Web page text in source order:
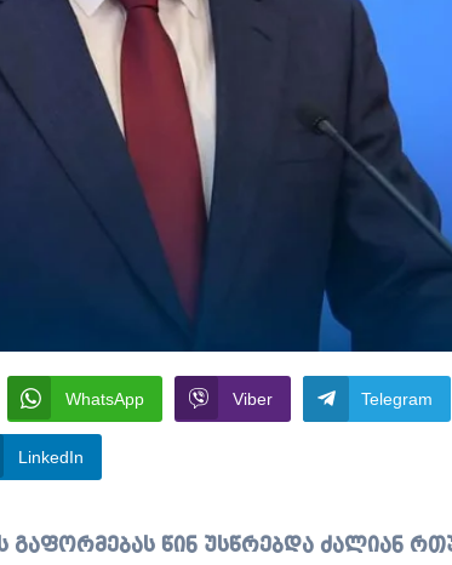
WhatsApp Viber Telegram
LinkedIn